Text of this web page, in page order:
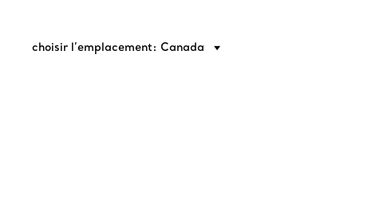
choisir l’emplacement: Canada